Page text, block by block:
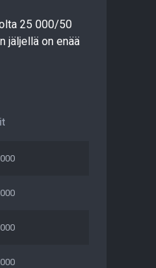
25 000/50
jäljellä on enää